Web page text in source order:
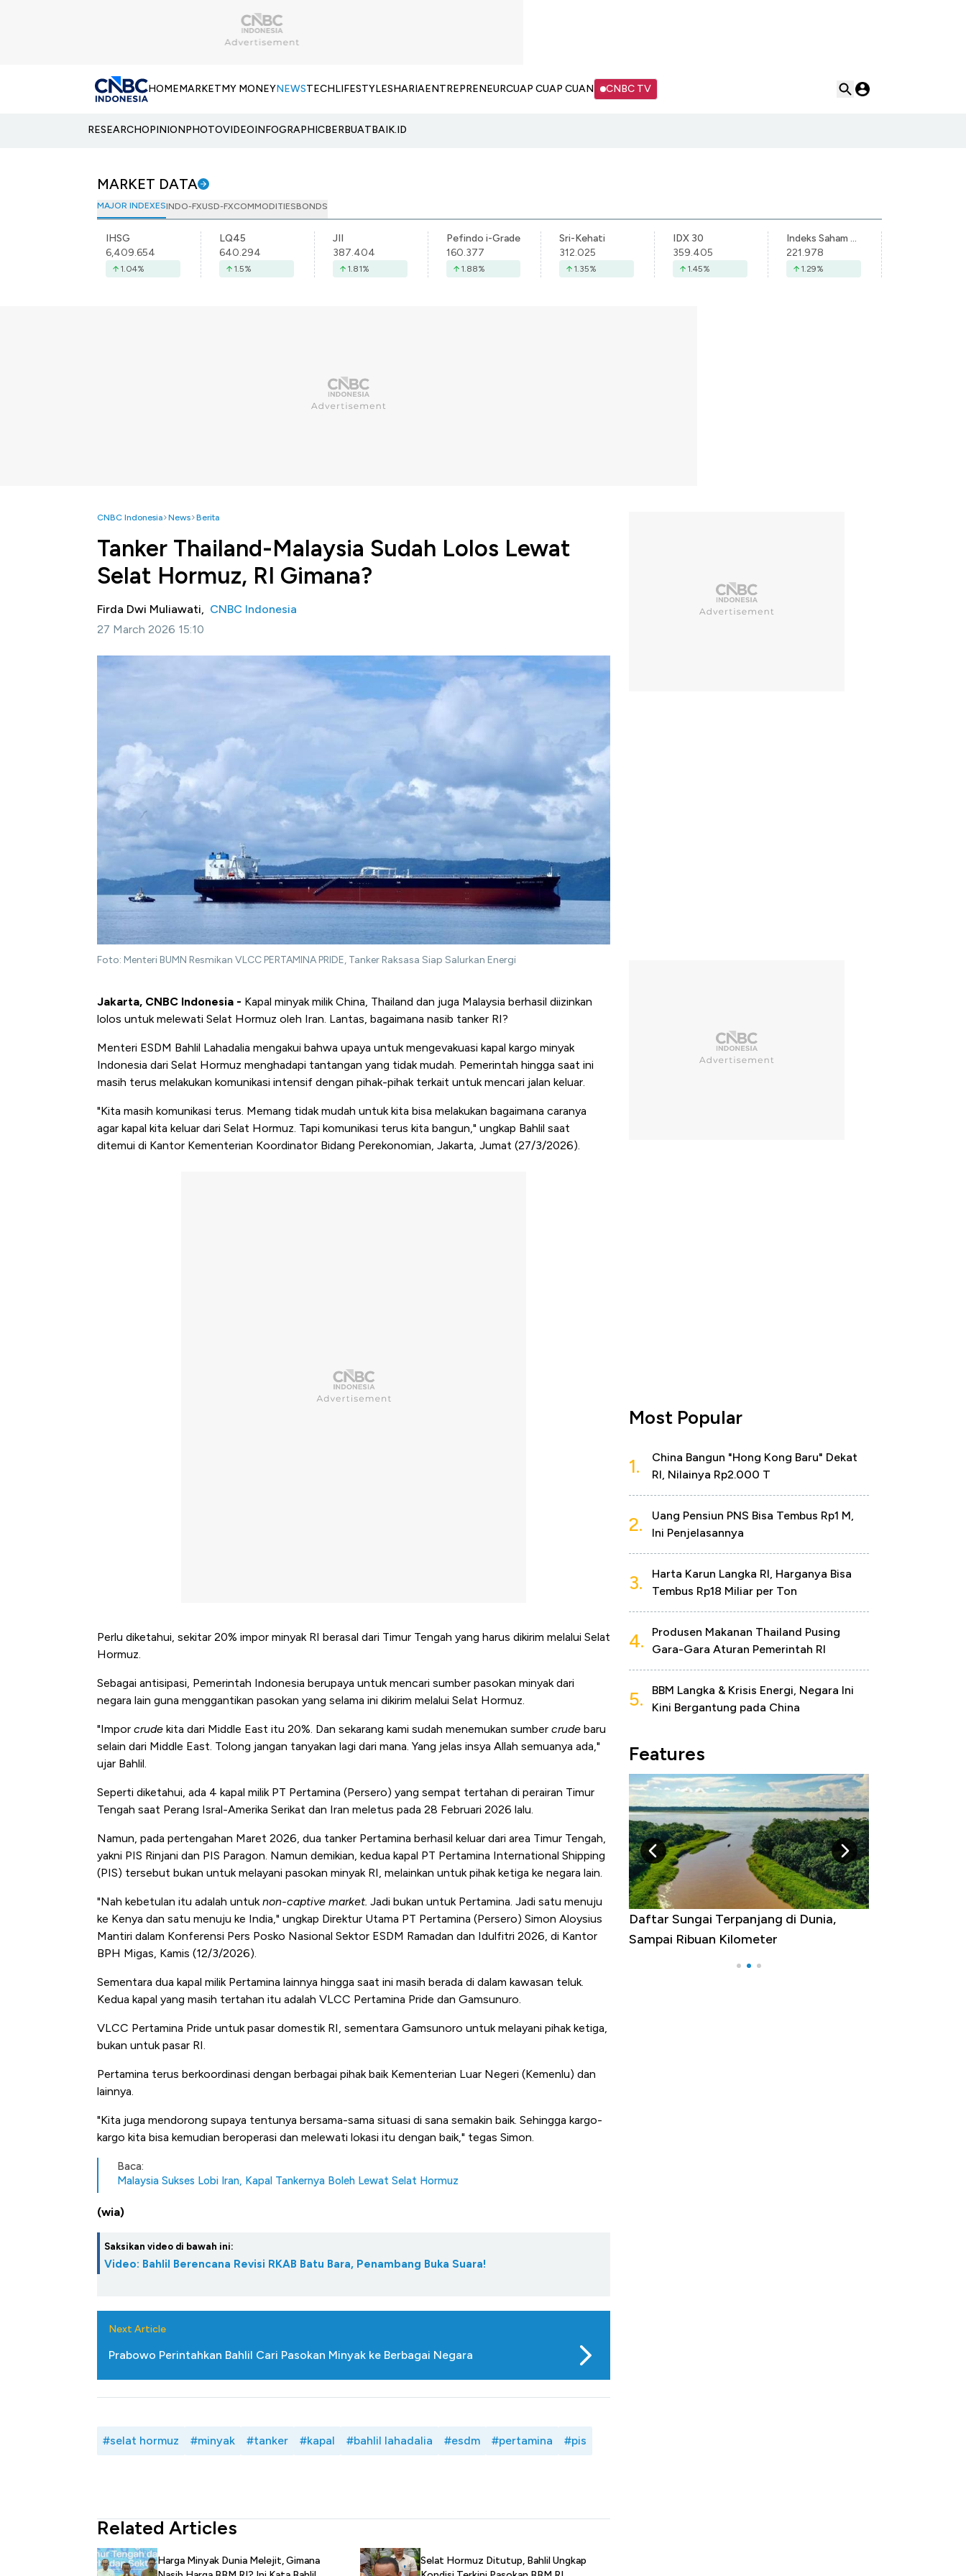
HOMEMARKETMY MONEYNEWSTECHLIFESTYLESHARIAENTREPRENEURCUAP CUAP CUAN CNBC TV
RESEARCHOPINIONPHOTOVIDEOINFOGRAPHICBERBUATBAIK.ID
MARKET DATA
MAJOR INDEXESINDO-FXUSD-FXCOMMODITIESBONDS
IHSG
6,409.654
1.04%
LQ45
640.294
1.5%
JII
387.404
1.81%
Pefindo i-Grade
160.377
1.88%
Sri-Kehati
312.025
1.35%
IDX 30
359.405
1.45%
Indeks Saham Syariah Indonesia
221.978
1.29%
CNBC Indonesia News Berita
Tanker Thailand-Malaysia Sudah Lolos Lewat
Selat Hormuz, RI Gimana?
Firda Dwi Muliawati, CNBC Indonesia
27 March 2026 15:10
Foto: Menteri BUMN Resmikan VLCC PERTAMINA PRIDE, Tanker Raksasa Siap Salurkan Energi
Jakarta, CNBC Indonesia - Kapal minyak milik China, Thailand dan juga Malaysia berhasil diizinkan
lolos untuk melewati Selat Hormuz oleh Iran. Lantas, bagaimana nasib tanker RI?
Menteri ESDM Bahlil Lahadalia mengakui bahwa upaya untuk mengevakuasi kapal kargo minyak
Indonesia dari Selat Hormuz menghadapi tantangan yang tidak mudah. Pemerintah hingga saat ini
masih terus melakukan komunikasi intensif dengan pihak-pihak terkait untuk mencari jalan keluar.
"Kita masih komunikasi terus. Memang tidak mudah untuk kita bisa melakukan bagaimana caranya
agar kapal kita keluar dari Selat Hormuz. Tapi komunikasi terus kita bangun," ungkap Bahlil saat
ditemui di Kantor Kementerian Koordinator Bidang Perekonomian, Jakarta, Jumat (27/3/2026).
Perlu diketahui, sekitar 20% impor minyak RI berasal dari Timur Tengah yang harus dikirim melalui Selat
Hormuz.
Sebagai antisipasi, Pemerintah Indonesia berupaya untuk mencari sumber pasokan minyak dari
negara lain guna menggantikan pasokan yang selama ini dikirim melalui Selat Hormuz.
"Impor crude kita dari Middle East itu 20%. Dan sekarang kami sudah menemukan sumber crude baru
selain dari Middle East. Tolong jangan tanyakan lagi dari mana. Yang jelas insya Allah semuanya ada,"
ujar Bahlil.
Seperti diketahui, ada 4 kapal milik PT Pertamina (Persero) yang sempat tertahan di perairan Timur
Tengah saat Perang Isral-Amerika Serikat dan Iran meletus pada 28 Februari 2026 lalu.
Namun, pada pertengahan Maret 2026, dua tanker Pertamina berhasil keluar dari area Timur Tengah,
yakni PIS Rinjani dan PIS Paragon. Namun demikian, kedua kapal PT Pertamina International Shipping
(PIS) tersebut bukan untuk melayani pasokan minyak RI, melainkan untuk pihak ketiga ke negara lain.
"Nah kebetulan itu adalah untuknon-captive market. Jadi bukan untuk Pertamina. Jadi satu menuju
ke Kenya dan satu menuju ke India," ungkap Direktur Utama PT Pertamina (Persero) Simon Aloysius
Mantiri dalam Konferensi Pers Posko Nasional Sektor ESDM Ramadan dan Idulfitri 2026, di Kantor
BPH Migas, Kamis (12/3/2026).
Sementara dua kapal milik Pertamina lainnya hingga saat ini masih berada di dalam kawasan teluk.
Kedua kapal yang masih tertahan itu adalah VLCC Pertamina Pride dan Gamsunuro.
VLCC Pertamina Pride untuk pasar domestik RI, sementara Gamsunoro untuk melayani pihak ketiga,
bukan untuk pasar RI.
Pertamina terus berkoordinasi dengan berbagai pihak baik Kementerian Luar Negeri (Kemenlu) dan
lainnya.
"Kita juga mendorong supaya tentunya bersama-sama situasi di sana semakin baik. Sehingga kargo-
kargo kita bisa kemudian beroperasi dan melewati lokasi itu dengan baik," tegas Simon.
Baca:
Malaysia Sukses Lobi Iran, Kapal Tankernya Boleh Lewat Selat Hormuz
(wia)
Saksikan video di bawah ini:
Video: Bahlil Berencana Revisi RKAB Batu Bara, Penambang Buka Suara!
Next Article
Prabowo Perintahkan Bahlil Cari Pasokan Minyak ke Berbagai Negara
#selat hormuz #minyak #tanker #kapal #bahlil lahadalia #esdm #pertamina #pis
Related Articles
Harga Minyak Dunia Melejit, Gimana
Selat Hormuz Ditutup, Bahlil Ungkap
Most Popular
1.
China Bangun "Hong Kong Baru" Dekat
RI, Nilainya Rp2.000 T
2.
Uang Pensiun PNS Bisa Tembus Rp1 M,
Ini Penjelasannya
3.
Harta Karun Langka RI, Harganya Bisa
Tembus Rp18 Miliar per Ton
4.
Produsen Makanan Thailand Pusing
Gara-Gara Aturan Pemerintah RI
5.
BBM Langka & Krisis Energi, Negara Ini
Kini Bergantung pada China
Features
Begini Cara Korsel atasi Panas Tanpa AC
di Jaman Dulu
Daftar Sungai Terpanjang di Dunia,
Sampai Ribuan Kilometer